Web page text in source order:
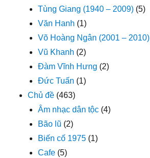
Tùng Giang (1940 – 2009) (5)
Văn Hanh (1)
Võ Hoàng Ngân (2001 – 2010)
Vũ Khanh (2)
Đàm Vĩnh Hưng (2)
Đức Tuấn (1)
Chủ đề (463)
Âm nhạc dân tộc (4)
Bão lũ (2)
Biến cố 1975 (1)
Cafe (5)